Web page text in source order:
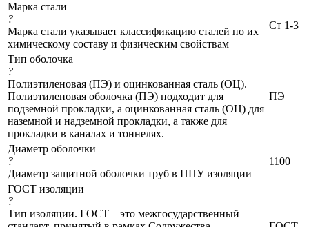
Марка стали
?
Марка стали указывает классификацию сталей по их
химическому составу и физическим свойствам
Ст 1-3
Тип оболочка
?
Полиэтиленовая (ПЭ) и оцинкованная сталь (ОЦ).
Полиэтиленовая оболочка (ПЭ) подходит для
подземной прокладки, а оцинкованная сталь (ОЦ) для
наземной и надземной прокладки, а также для
прокладки в каналах и тоннелях.
ПЭ
Диаметр оболочки
?
Диаметр защитной оболочки труб в ППУ изоляции
1100
ГОСТ изоляции
?
Тип изоляции. ГОСТ – это межгосударственный